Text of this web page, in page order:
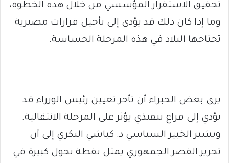
تحقيق الاستقرار المؤسسي من خلال هذه الخطوة،
وما إذا كان ذلك قد يؤدي إلى تأجيل قرارات مصيرية
تحتاجها البلاد في هذه المرحلة الحساسة.
يرى بعض الخبراء أن تأخر تعيين رئيس الوزراء قد
يؤدي إلى فراغ تنفيذي يؤثر على المرحلة الانتقالية.
ويشير الخبير السياسي د. كباشي البكري إلى أن
تحرير القصر الجمهوري يمثل نقطة تحول كبيرة في